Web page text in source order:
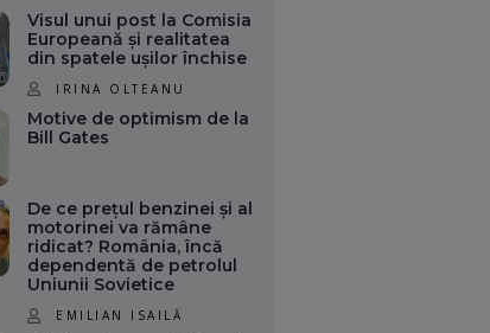
Visul unui post la Comisia
Europeană și realitatea
din spatele ușilor închise
IRINA OLTEANU
Motive de optimism de la
Bill Gates
De ce prețul benzinei și al
motorinei va rămâne
ridicat? România, încă
dependentă de petrolul
Uniunii Sovietice
EMILIAN ISAILĂ